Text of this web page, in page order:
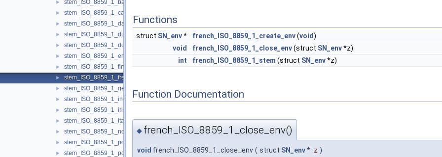
► stem_ISO_8859_1_basque.h
► stem_ISO_8859_1_catalan.h
► stem_ISO_8859_1_danish.h
► stem_ISO_8859_1_dutch.h
► stem_ISO_8859_1_dutch_porter.h
► stem_ISO_8859_1_english.h
► stem_ISO_8859_1_finnish.h
► stem_ISO_8859_1_french.h
► stem_ISO_8859_1_german.h
► stem_ISO_8859_1_indonesian.h
► stem_ISO_8859_1_irish.h
► stem_ISO_8859_1_italian.h
► stem_ISO_8859_1_norwegian.h
► stem_ISO_8859_1_porter.h
► stem_ISO_8859_1_portuguese.h
Functions
struct SN_env* french_ISO_8859_1_create_env(void)
void
french_ISO_8859_1_close_env(struct SN_env*z)
int
french_ISO_8859_1_stem (struct SN_env*z)
Function Documentation
◆ french_ISO_8859_1_close_env()
void french_ISO_8859_1_close_env ( struct SN_env* z )